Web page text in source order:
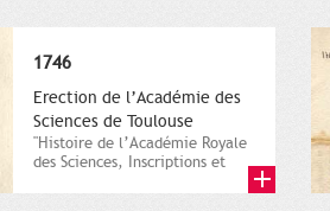
1746
Erection de l’Académie des
Sciences de Toulouse
"Histoire de l’Académie Royale
des Sciences, Inscriptions et